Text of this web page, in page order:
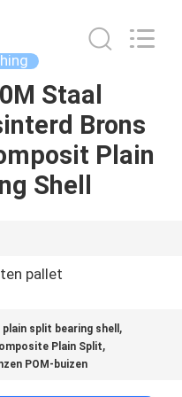
Staal
Brons
Plain
Shell
pallet
split bearing shell ,
Plain Split,
POM-buizen